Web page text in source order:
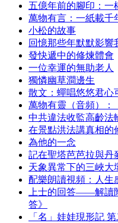
五億年前的腳印：一
萬物有言：一紙載千
小松的故事
回憶那些年默默影響
發快遞中的修煉體會
一位幸運的無助老人
獨憐幽草澗邊生
散文：蟬唱悠悠君心
萬物有靈（音頻）：
中共違法收監高齡法
在景點洪法講真相的
為他的一念
記在聖塔芭芭拉與丹
天象異常下的三峽大
配樂朗讀視頻：人生
上士的回答——解讀
答》
「名」娃娃現形記 第